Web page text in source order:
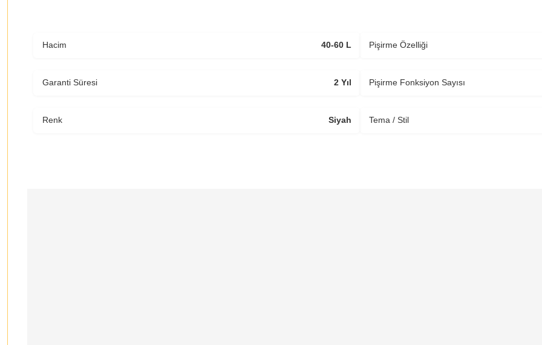
Hacim 40-60 L Pişirme Özelliği
Garanti Süresi 2 Yıl Pişirme Fonksiyon Sayısı
Renk Siyah Tema / Stil